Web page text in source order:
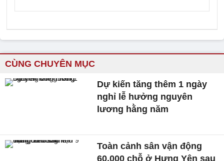
CÙNG CHUYÊN MỤC
Dự kiến tăng thêm 1 ngày
nghỉ lễ hưởng nguyên
lương hằng năm
Toàn cảnh sân vận động
60.000 chỗ ở Hưng Yên sau